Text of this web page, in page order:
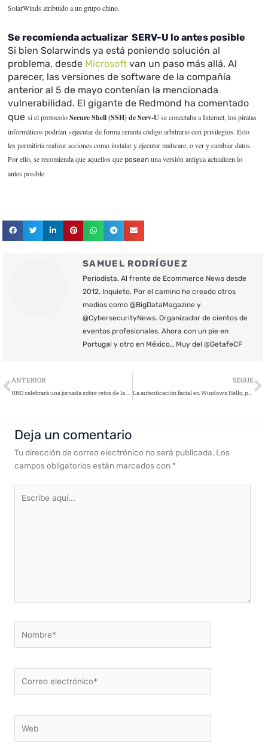
SolarWinds atribuido a un grupo chino.
Se recomienda actualizar SERV-U lo antes posible
Si bien Solarwinds ya está poniendo solución al
problema, desde Microsoft van un paso más allá. Al
parecer, las versiones de software de la compañía
anterior al 5 de mayo contenían la mencionada
vulnerabilidad. El gigante de Redmond ha comentado
quesi el protocoloSecure Shell (SSH) de Serv-Use conectaba a Internet, los piratas
informáticos podrían «ejecutar de forma remota código arbitrario con privilegios. Esto
les permitiría realizar acciones como instalar y ejecutar malware, o ver y cambiar datos.
Por ello, se recomienda que aquellos que posean una versión antigua actualicen lo
antes posible.
SAMUEL RODRÍGUEZ
Periodista. Al frente de Ecommerce News desde
2012. Inquieto. Por el camino he creado otros
medios como @BigDataMagazine y
@CybersecurityNews. Organizador de cientos de
eventos profesionales. Ahora con un pie en
Portugal y otro en México… Muy del @GetafeCF
Ant
ANTERIOR
UNO celebrará una jornada sobre retos de la ciberseguridad en logística y transporte
SEGUE
La autenticación facial en Windows Hello, puesta en jaque
Deja un comentario
Tu dirección de correo electrónico no será publicada. Los
campos obligatorios están marcados con *
aquí...
electrónico*